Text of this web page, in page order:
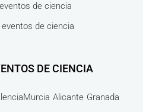
de ciencia
de ciencia
DE CIENCIA
Murcia Alicante Granada